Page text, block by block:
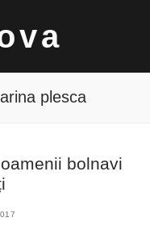
plesca
bolnavi